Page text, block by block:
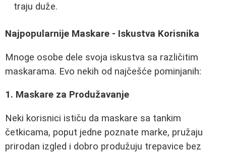
traju duže.
Najpopularnije Maskare - Iskustva Korisnika
Mnoge osobe dele svoja iskustva sa različitim
maskarama. Evo nekih od najčešće pominjanih:
1. Maskare za Produžavanje
Neki korisnici ističu da maskare sa tankim
četkicama, poput jedne poznate marke, pružaju
prirodan izgled i dobro produžuju trepavice bez